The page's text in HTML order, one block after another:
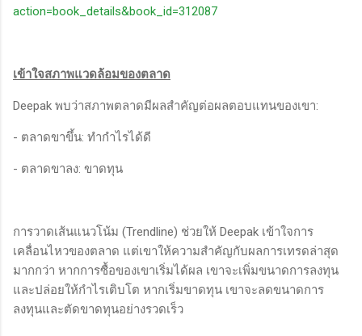
action=book_details&book_id=312087
เข้าใจสภาพแวดล้อมของตลาด
Deepak พบว่าสภาพตลาดมีผลสำคัญต่อผลตอบแทนของเขา:
- ตลาดขาขึ้น: ทำกำไรได้ดี
- ตลาดขาลง: ขาดทุน
การวาดเส้นแนวโน้ม (Trendline) ช่วยให้ Deepak เข้าใจการ
เคลื่อนไหวของตลาด แต่เขาให้ความสำคัญกับผลการเทรดล่าสุด
มากกว่า หากการซื้อของเขาเริ่มได้ผล เขาจะเพิ่มขนาดการลงทุน
และปล่อยให้กำไรเติบโต หากเริ่มขาดทุน เขาจะลดขนาดการ
ลงทุนและตัดขาดทุนอย่างรวดเร็ว